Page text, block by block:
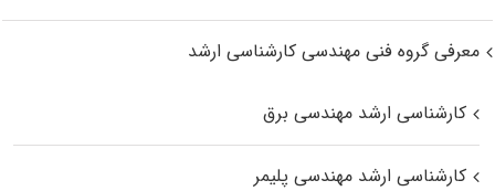
معرفی گروه فنی مهندسی کارشناسی ارشد
کارشناسی ارشد مهندسی برق
کارشناسی ارشد مهندسی پلیمر